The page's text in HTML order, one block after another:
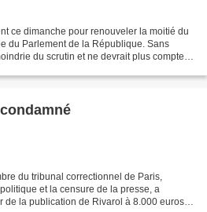
ce dimanche pour renouveler la moitié du
du Parlement de la République. Sans
du scrutin et ne devrait plus compter
du tribunal correctionnel de Paris,
et la censure de la presse, a
de la publication de Rivarol à 8.000 euros